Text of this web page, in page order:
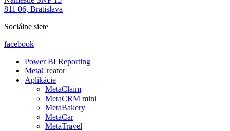
811 06, Bratislava
Sociálne siete
facebook
Power BI Reporting
MetaCreator
Aplikácie
MetaClaim
MetaCRM mini
MetaBakery
MetaCar
MetaTravel